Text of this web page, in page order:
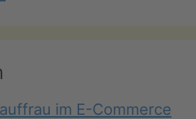
im E-Commerce